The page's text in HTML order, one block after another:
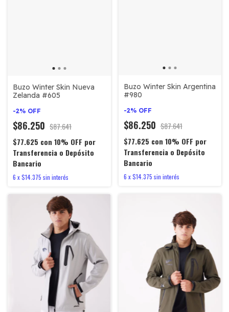
Buzo Winter Skin Nueva
Zelanda #605
-2% OFF
$86.250 $87.641
$77.625 con 10% OFF por
Transferencia o Depósito
Bancario
6 x$14.375 sin interés
Buzo Winter Skin Argentina
#980
-2% OFF
$86.250 $87.641
$77.625 con 10% OFF por
Transferencia o Depósito
Bancario
6 x$14.375 sin interés